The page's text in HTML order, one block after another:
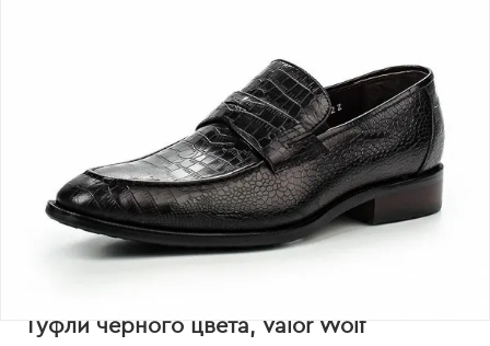
Туфли черного цвета, Valor Wolf